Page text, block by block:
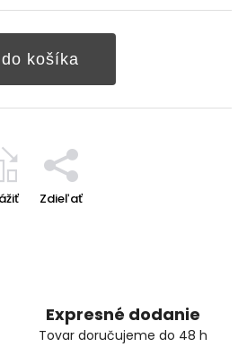
košíka
Zdieľať
Expresné dodanie
Tovar doručujeme do 48 h